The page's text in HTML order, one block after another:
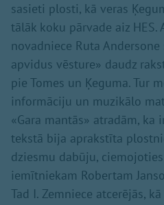
sasieti plosti, kā veras
tālāk koku pārvade aiz HES.
novadniece Ruta
apvidus vēsture» daudz
pie Tomes un Ķeguma. Tur
informāciju un muzikālo
«Gara mantās» atradām,
tekstā bija aprakstīta
dziesmu dabūju,
iemītniekam Robertam
Tad I. Zemniece atcerējās,